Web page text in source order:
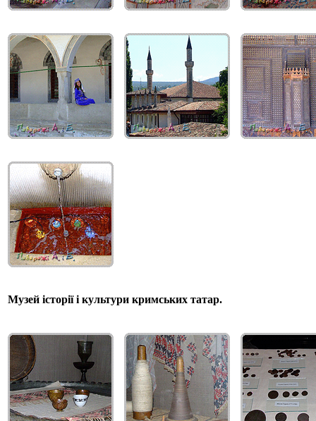
Музей історії і культури кримських татар.